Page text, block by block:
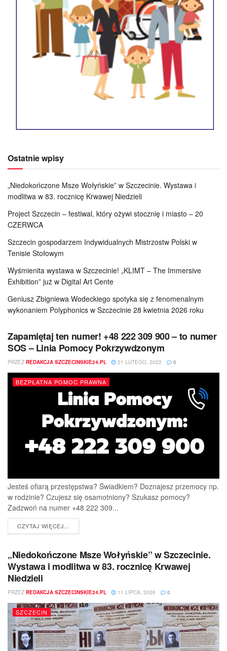
Ostatnie wpisy
„Niedokończone Msze Wołyńskie” w Szczecinie. Wystawa i
modlitwa w 83. rocznicę Krwawej Niedzieli
Project Szczecin – festiwal, który ożywi stocznię i miasto – 20
CZERWCA
Szczecin gospodarzem Indywidualnych Mistrzostw Polski w
Tenisie Stołowym
Wyśmienita wystawa w Szczecinie! „KLIMT – The Immersive
Exhibition” już w Digital Art Cente
Geniusz Zbigniewa Wodeckiego spotyka się z fenomenalnym
wykonaniem Polyphonics w Szczecinie 28 kwietnia 2026 roku
Zapamiętaj ten numer! +48 222 309 900 – to numer
SOS – Linia Pomocy Pokrzywdzonym
PRZEZ REDAKCJA SZCZECINSKIE24.PL 21 LUTEGO, 2022 0
BEZPŁATNA POMOC PRAWNA
Jesteś ofiarą przestępstwa? Świadkiem? Doznajesz przemocy np.
w rodzinie? Czujesz się osamotniony? Szukasz pomocy?
Zadzwoń na numer +48 222 309...
CZYTAJ WIĘCEJ...
„Niedokończone Msze Wołyńskie” w Szczecinie.
Wystawa i modlitwa w 83. rocznicę Krwawej
Niedzieli
PRZEZ REDAKCJA SZCZECINSKIE24.PL 11 LIPCA, 2026 0
SZCZECIN